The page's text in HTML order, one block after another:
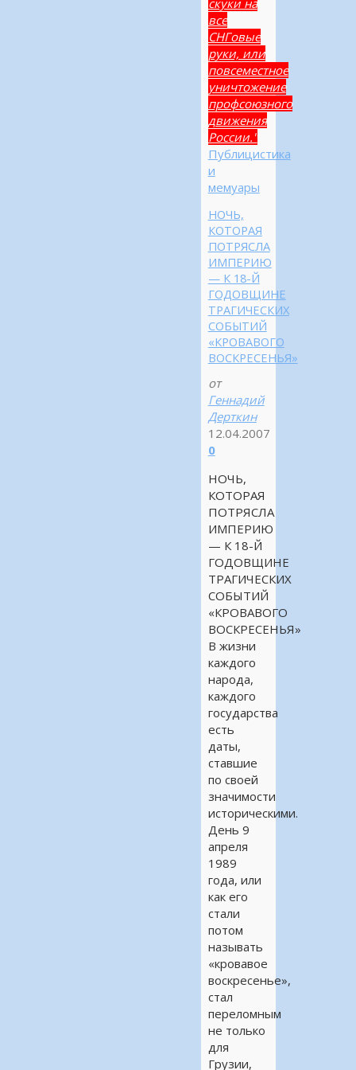
скуки на
все
СНГовые
руки, или
повсеместное
уничтожение
профсоюзного
движения
России."
Публицистика
и
мемуары
НОЧЬ,
КОТОРАЯ
ПОТРЯСЛА
ИМПЕРИЮ
— К 18-Й
ГОДОВЩИНЕ
ТРАГИЧЕСКИХ
СОБЫТИЙ
«КРОВАВОГО
ВОСКРЕСЕНЬЯ»
от
Геннадий
Дерткин
12.04.2007
0
НОЧЬ,
КОТОРАЯ
ПОТРЯСЛА
ИМПЕРИЮ
— К 18-Й
ГОДОВЩИНЕ
ТРАГИЧЕСКИХ
СОБЫТИЙ
«КРОВАВОГО
ВОСКРЕСЕНЬЯ»
В жизни
каждого
народа,
каждого
государства
есть
даты,
ставшие
по своей
значимости
историческими.
День 9
апреля
1989
года, или
как его
стали
потом
называть
«кровавое
воскресенье»,
стал
переломным
не только
для
Грузии,